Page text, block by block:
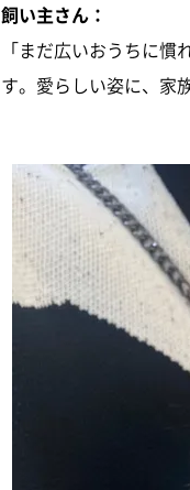
飼い主さん：
「まだ広いおうちに慣
す。愛らしい姿に、家